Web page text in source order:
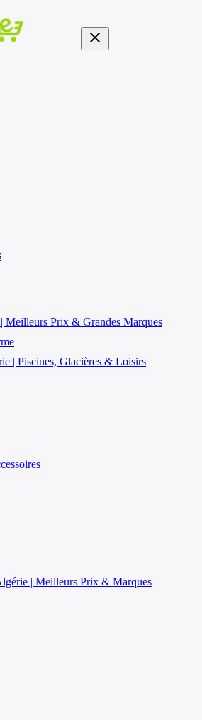
close
Meilleurs Prix & Grandes Marques
| Piscines, Glacières & Loisirs
| Meilleurs Prix & Marques